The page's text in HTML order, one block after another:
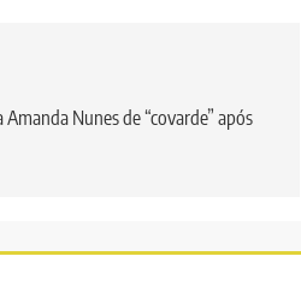
Nunes de “covarde” após